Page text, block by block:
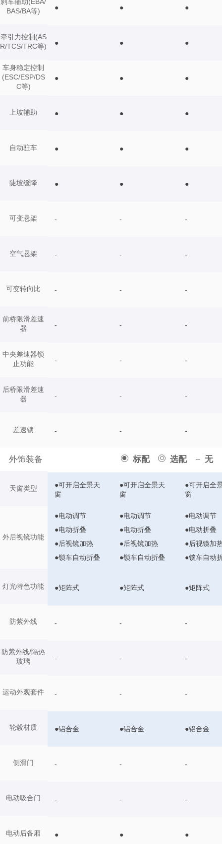
BAS/BA等)
牵引力控制(AS
R/TCS/TRC等)
车身稳定控制
(ESC/ESP/DS
C等)
上坡辅助
自动驻车
陡坡缓降
可变悬架
空气悬架
可变转向比
前桥限滑差速
器
中央差速器锁
止功能
后桥限滑差速
器
差速锁
外饰装备 标配 选配 无
天窗类型
外后视镜功能
灯光特色功能
防紫外线
防紫外线/隔热
玻璃
运动外观套件
轮毂材质
侧滑门
电动吸合门
电动后备厢
● ● ●
● ● ●
● ● ●
● ● ●
● ● ●
● ● ●
- - -
- - -
- - -
- - -
- - -
- - -
- - -
●可开启全景天
窗
●可开启全景天
窗
●可开启全
窗
●电动调节
●电动折叠
●后视镜加热
●锁车自动折叠
●电动调节
●电动折叠
●后视镜加热
●锁车自动折叠
●电动调节
●电动折叠
●后视镜加
●锁车自动
●矩阵式 ●矩阵式 ●矩阵式
- - -
- - -
- - -
●铝合金 ●铝合金 ●铝合金
- - -
- - -
● ● ●